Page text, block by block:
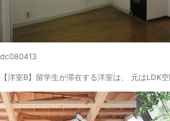
dc080413
【洋室B】留学生が滞在する洋室は、 元はLDK